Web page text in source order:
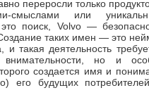
переросли только
смыслами или
поиск, Volvo —
таких имен — это
и такая деятельность
внимательности, но и
создается имя и
его будущих